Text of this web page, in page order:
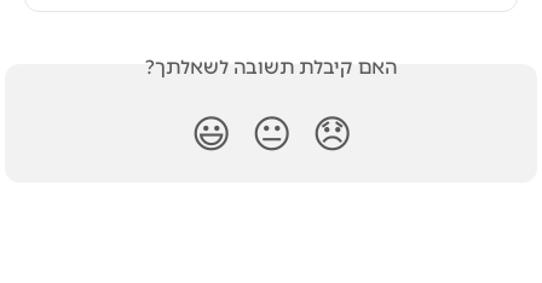
האם קיבלת תשובה לשאלתך?
😞
😐
😃